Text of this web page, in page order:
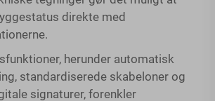
direkte med
herunder automatisk
standardiserede skabeloner og
signaturer, forenkler